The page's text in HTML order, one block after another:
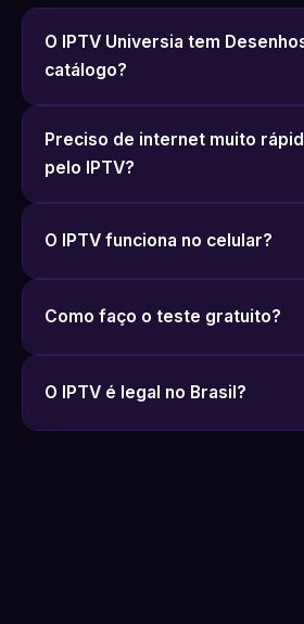
O IPTV Universia tem
catálogo?
Preciso de internet muito
pelo IPTV?
O IPTV funciona no celular?
Como faço o teste gratuito?
O IPTV é legal no Brasil?